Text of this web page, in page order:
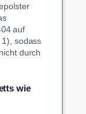
auf
1), sodass
durch
wie